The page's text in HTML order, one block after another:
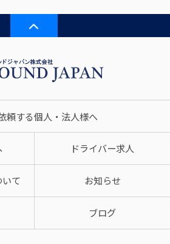
頼する個人・法人様へ
ドライバー求人
て お知らせ
ブログ